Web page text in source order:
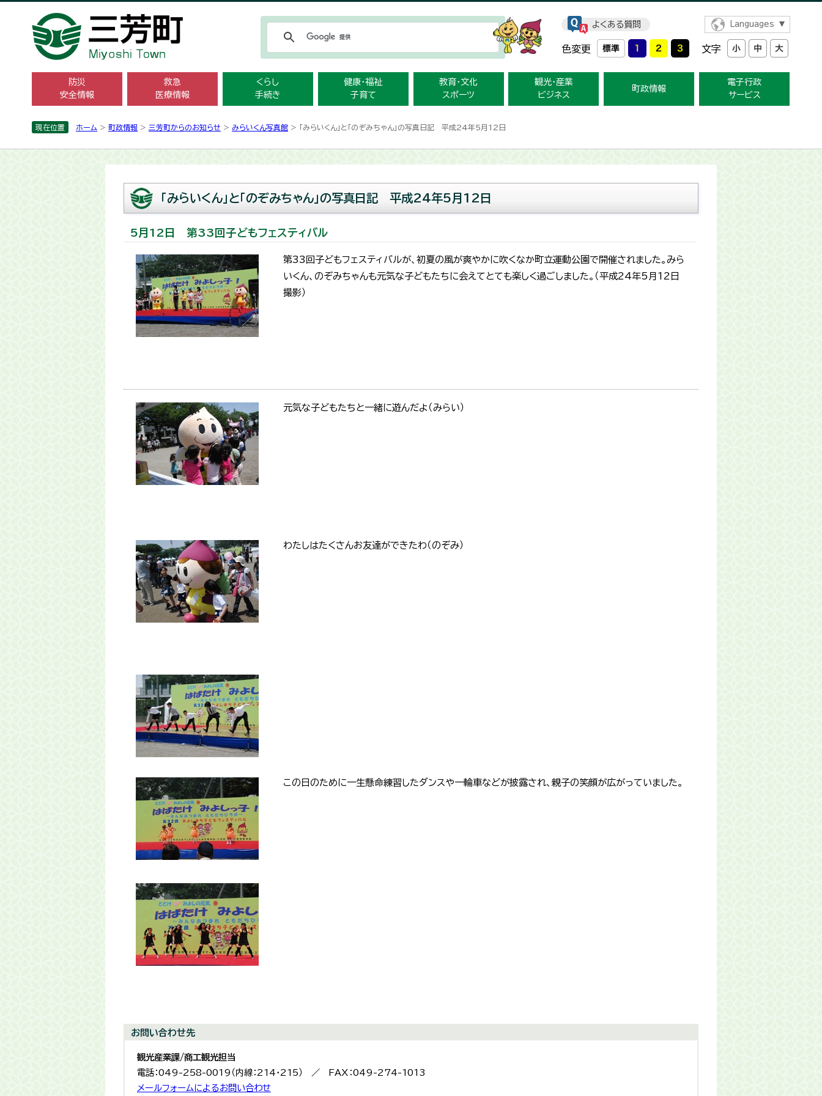
よくある質問 Languages
色変更 文字
防災
安全情報
救急
医療情報
くらし
手続き
健康・福祉
子育て
教育・文化
スポーツ
観光・産業
ビジネス
町政情報
電子行政
サービス
現在位置 ホーム > 町政情報 > 三芳町からのお知らせ > みらいくん写真館 > 「みらいくん」と「のぞみちゃん」の写真日記 平成24年5月12日
「みらいくん」と「のぞみちゃん」の写真日記 平成24年5月12日
5月12日 第33回子どもフェスティバル
第33回子どもフェスティバルが、初夏の風が爽やかに吹くなか町立運動公園で開催されました。みら
いくん、のぞみちゃんも元気な子どもたちに会えてとても楽しく過ごしました。（平成24年5月12日
撮影）
元気な子どもたちと一緒に遊んだよ（みらい）
わたしはたくさんお友達ができたわ（のぞみ）
この日のために一生懸命練習したダンスや一輪車などが披露され、親子の笑顔が広がっていました。
お問い合わせ先
観光産業課/商工観光担当
電話：049-258-0019（内線：214・215） ／ FAX：049-274-1013
メールフォームによるお問い合わせ